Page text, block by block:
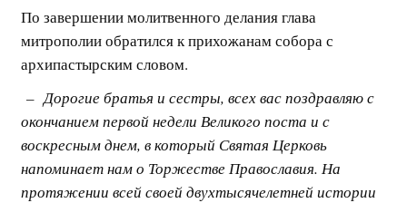
По завершении молитвенного делания глава
митрополии обратился к прихожанам собора с
архипастырским словом.
– Дорогие братья и сестры, всех вас поздравляю с
окончанием первой недели Великого поста и с
воскресным днем, в который Святая Церковь
напоминает нам о Торжестве Православия. На
протяжении всей своей двухтысячелетней истории